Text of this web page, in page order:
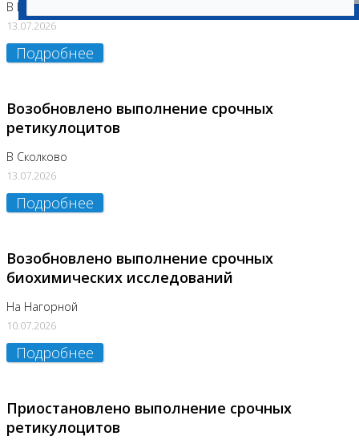
В Бутово
13.07.2026
Подробнее
Возобновлено выполнение срочных
ретикулоцитов
В Сколково
13.07.2026
Подробнее
Возобновлено выполнение срочных
биохимических исследований
На Нагорной
10.07.2026
Подробнее
Приостановлено выполнение срочных
ретикулоцитов